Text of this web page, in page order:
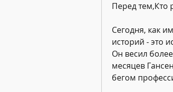
Перед тем,Кто
Сегодня, как
историй - это
Он весил
месяцев
бегом